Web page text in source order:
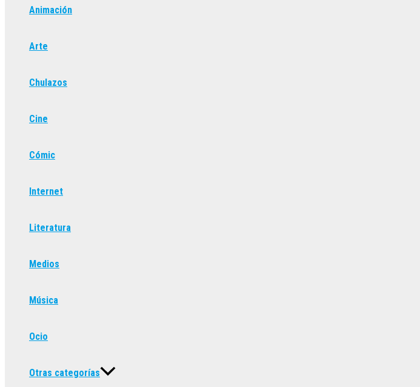
Animación
Arte
Chulazos
Cine
Cómic
Internet
Literatura
Medios
Música
Ocio
Otras categorías